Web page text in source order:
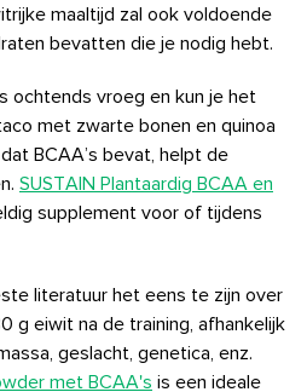
maaltijd zal ook voldoende
bevatten die je nodig hebt.
ochtends vroeg en kun je het
met zwarte bonen en quinoa
BCAA’s bevat, helpt de
SUSTAIN Plantaardig BCAA en
supplement voor of tijdens
literatuur het eens te zijn over
g eiwit na de training, afhankelijk
geslacht, genetica, enz.
met BCAA's is een ideale